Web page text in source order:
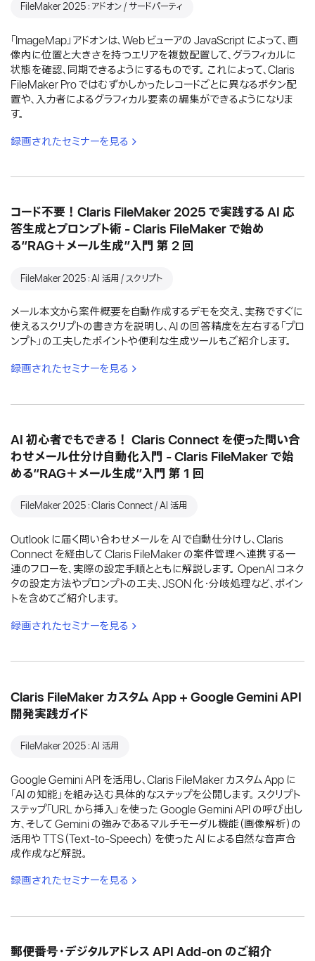
FileMaker 2025：アドオン / サードパーティ
「ImageMap」アドオンは、Web ビューアの JavaScript によって、画
像内に位置と大きさを持つエリアを複数配置して、グラフィカルに
状態を確認、同期できるようにするものです。 これによって、Claris
FileMaker Pro ではむずかしかったレコードごとに異なるボタン配
置や、入力者によるグラフィカル要素の編集ができるようになりま
す。
録画されたセミナーを見る
コード不要！Claris FileMaker 2025 で実践する AI 応
答生成とプロンプト術 - Claris FileMaker で始め
る“RAG＋メール生成”入門 第 2 回
FileMaker 2025：AI 活用 / スクリプト
メール本文から案件概要を自動作成するデモを交え、実務ですぐに
使えるスクリプトの書き方を説明し、AI の回答精度を左右する「プロ
ンプト」の工夫したポイントや便利な生成ツールもご紹介します。
録画されたセミナーを見る
AI 初心者でもできる！ Claris Connect を使った問い合
わせメール仕分け自動化入門 - Claris FileMaker で始
める“RAG＋メール生成”入門 第 1 回
FileMaker 2025：Claris Connect / AI 活用
Outlook に届く問い合わせメールを AI で自動仕分けし、Claris
Connect を経由して Claris FileMaker の案件管理へ連携する一
連のフローを、実際の設定手順とともに解説します。 OpenAI コネク
タの設定方法やプロンプトの工夫、JSON 化・分岐処理など、ポイン
トを含めてご紹介します。
録画されたセミナーを見る
Claris FileMaker カスタム App + Google Gemini API
開発実践ガイド
FileMaker 2025：AI 活用
Google Gemini API を活用し、Claris FileMaker カスタム App に
「AI の知能」を組み込む具体的なステップを公開します。 スクリプト
ステップ「URL から挿入」を使った Google Gemini API の呼び出し
方、そして Gemini の強みであるマルチモーダル機能（画像解析）の
活用や TTS（Text-to-Speech） を使った AI による自然な音声合
成作成など解説。
録画されたセミナーを見る
郵便番号・デジタルアドレス API Add-on のご紹介